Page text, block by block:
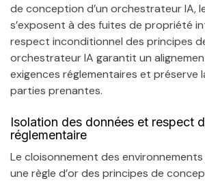
de conception d’un orchestrateur IA,
s’exposent à des fuites de propriété
respect inconditionnel des principes
orchestrateur IA garantit un
exigences réglementaires et préserve
parties prenantes.
Isolation des données et respect
réglementaire
Le cloisonnement des
une règle d’or des principes de